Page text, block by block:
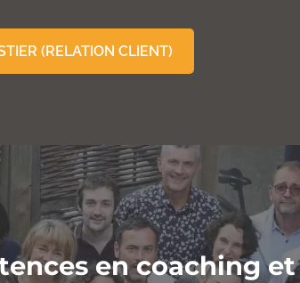
(RELATION CLIENT)
en coaching